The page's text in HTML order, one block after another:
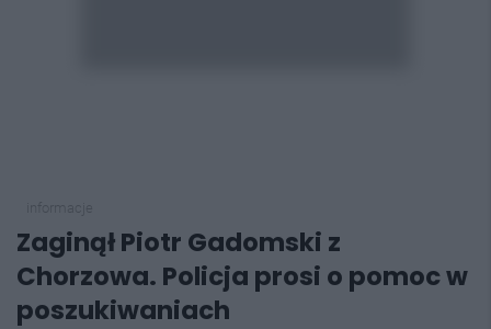
Zaginął Piotr Gadomski z
Chorzowa. Policja prosi o pomoc w
poszukiwaniach